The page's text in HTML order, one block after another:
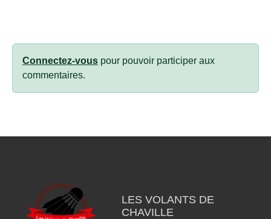
Connectez-vous pour pouvoir participer aux
commentaires.
LES VOLANTS DE
CHAVILLE